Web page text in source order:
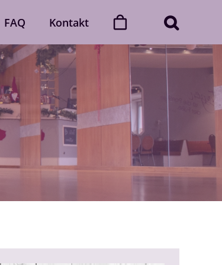
Dance with friends
Der „Dance with friends“-Club
Mehr erfahren
Gutscheine
Momente voller Rhythmus und
FAQ Kontakt